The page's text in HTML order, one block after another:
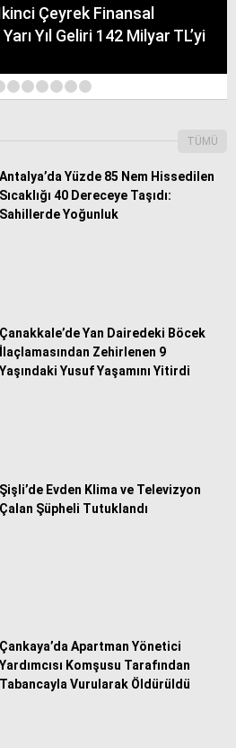
Çeyrek Finansal
Yıl Geliri 142 Milyar TL’yi
2 3 4 5 6 7 8
TÜMÜ
Antalya’da Yüzde 85 Nem Hissedilen
Sıcaklığı 40 Dereceye Taşıdı:
Sahillerde Yoğunluk
Çanakkale’de Yan Dairedeki Böcek
İlaçlamasından Zehirlenen 9
Yaşındaki Yusuf Yaşamını Yitirdi
Şişli’de Evden Klima ve Televizyon
Çalan Şüpheli Tutuklandı
Çankaya’da Apartman Yönetici
Yardımcısı Komşusu Tarafından
Tabancayla Vurularak Öldürüldü